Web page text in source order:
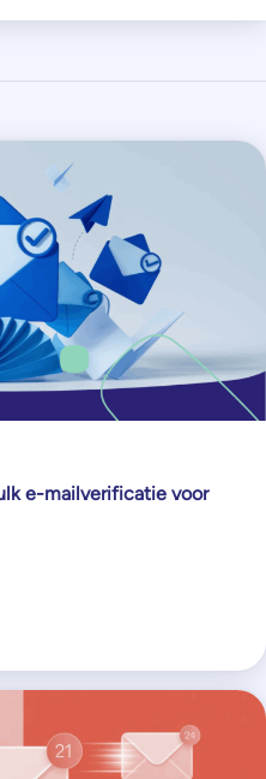
e-mailverificatie voor